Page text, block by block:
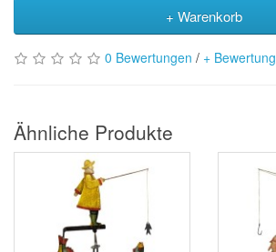
+ Warenkorb
0 Bewertungen / + Bewertung
Ähnliche Produkte